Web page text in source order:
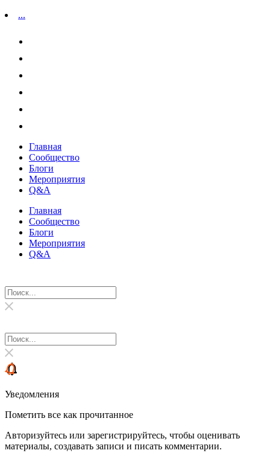
...
Главная
Сообщество
Блоги
Мероприятия
Q&A
Главная
Сообщество
Блоги
Мероприятия
Q&A
Уведомления
Пометить все как прочитанное
Авторизуйтесь или зарегистрируйтесь, чтобы оценивать
материалы, создавать записи и писать комментарии.